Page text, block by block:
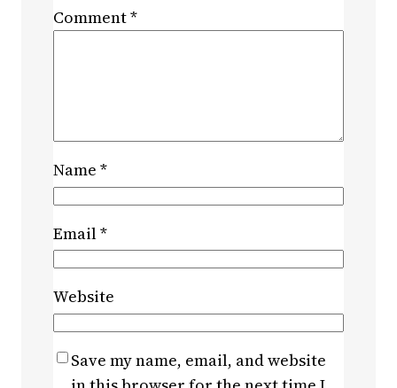
Comment*
Name *
Email*
Website
Save my name, email, and website